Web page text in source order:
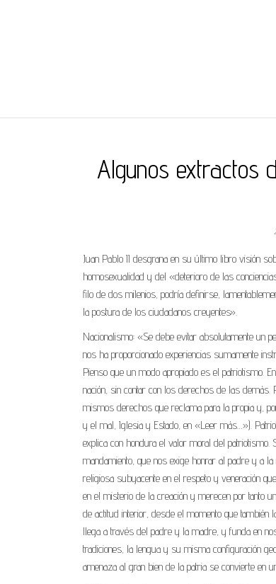
Algunos extractos
Juan Pablo II desgrana en su último libro visión
homosexualidad y del «deterioro de las
filo de dos milenios, podría definirse,
la postura de los ciudadanos creyentes».
Nacionalismo: «Se debe evitar absolutamente un
nos ha proporcionado experiencias sumamente
Pienso que un modo apropiado es el patriotismo.
nación, sin contar con los derechos de las
mismos derechos que reclama para la propia y,
y el mal, Iglesia y Estado, en «Leer más…»).
explica con hondura el valor moral del
mandamiento, que nos exige honrar al padre y a
religiosa subyacente en el respeto y veneración
en el misterio de la creación y merecen por tanto
de actitud interior, desde el momento que también
llega a través del padre y la madre, y funda en
tradiciones, la lengua y su misma configuración
amenaza al gran bien de la patria se convierte en